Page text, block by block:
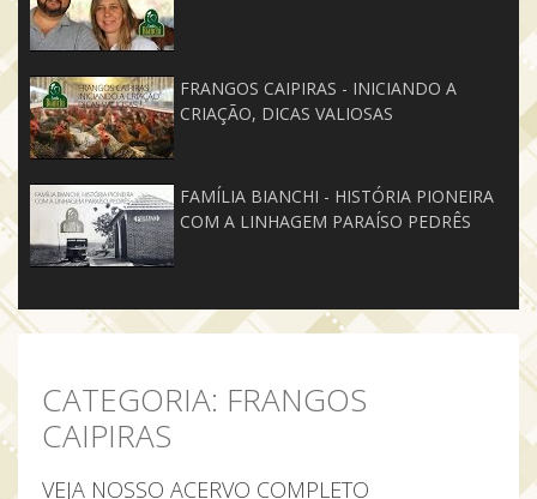
FRANGOS CAIPIRAS - INICIANDO A
CRIAÇÃO, DICAS VALIOSAS
FAMÍLIA BIANCHI - HISTÓRIA PIONEIRA
COM A LINHAGEM PARAÍSO PEDRÊS
CATEGORIA: FRANGOS
CAIPIRAS
VEJA NOSSO ACERVO COMPLETO